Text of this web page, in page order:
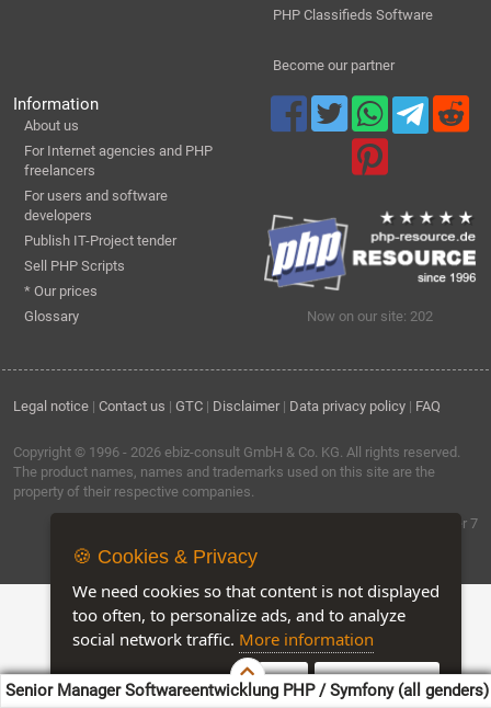
Senior Manager Softwareentwicklung PHP / Symfony (all genders)
PHP Classifieds Software
Become our partner
Information
About us
For Internet agencies and PHP
freelancers
For users and software
developers
Publish IT-Project tender
Sell PHP Scripts
* Our prices
Glossary
Now on our site: 202
Legal notice | Contact us | GTC | Disclaimer| Data privacy policy | FAQ
Copyright © 1996 - 2026 ebiz-consult GmbH & Co. KG. All rights reserved.
The product names, names and trademarks used on this site are the
property of their respective companies.
Software by ebiz-trader 7
🍪 Cookies & Privacy
We need cookies so that content is not displayed
too often, to personalize ads, and to analyze
social network traffic. More information
Accept Customise Cookies